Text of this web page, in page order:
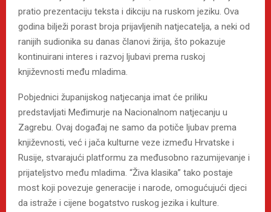
pratio prezentaciju teksta i dikciju na ruskom jeziku. Ova
godina bilježi porast broja prijavljenih natjecatelja, a neki od
ranijih sudionika su danas članovi žirija, što pokazuje
kontinuirani interes i razvoj ljubavi prema ruskoj
književnosti među mladima.
Pobjednici županijskog natjecanja imat će priliku
predstavljati Međimurje na Nacionalnom natjecanju u
Zagrebu. Ovaj događaj ne samo da potiče ljubav prema
književnosti, već i jača kulturne veze između Hrvatske i
Rusije, stvarajući platformu za međusobno razumijevanje i
prijateljstvo među mladima. “Živa klasika” tako postaje
most koji povezuje generacije i narode, omogućujući djeci
da istraže i cijene bogatstvo ruskog jezika i kulture.